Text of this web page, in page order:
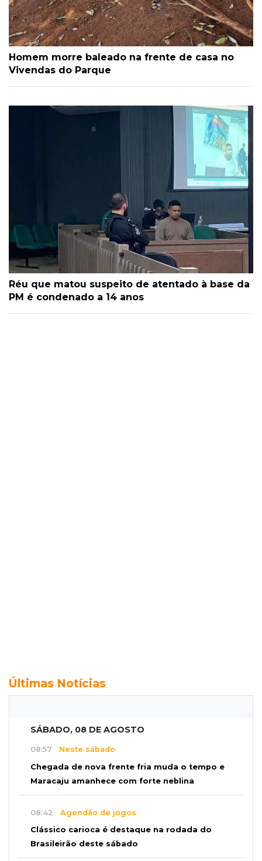
Homem morre baleado na frente de casa no
Vivendas do Parque
Réu que matou suspeito de atentado à base da
PM é condenado a 14 anos
Últimas Notícias
SÁBADO, 08 DE AGOSTO
08:57 Neste sábado
Chegada de nova frente fria muda o tempo e
Maracaju amanhece com forte neblina
08:42 Agendão de jogos
Clássico carioca é destaque na rodada do
Brasileirão deste sábado